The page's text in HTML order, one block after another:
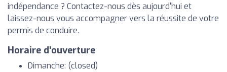
indépendance ? Contactez-nous dès aujourd'hui et
laissez-nous vous accompagner vers la réussite de votre
permis de conduire.
Horaire d'ouverture
Dimanche: (closed)